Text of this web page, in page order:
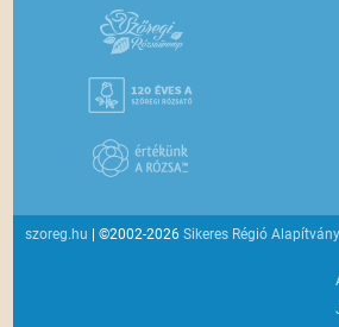
szoreg.hu | ©2002-2026Sikeres Régió Alapítvány